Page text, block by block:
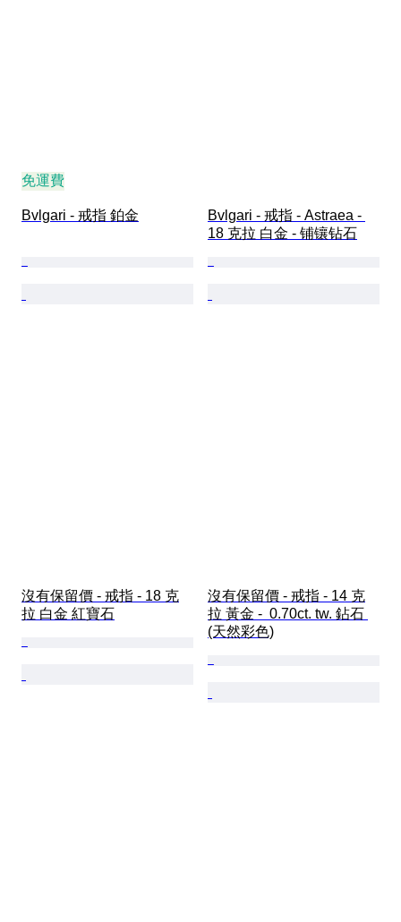
免運費
Bvlgari - 戒指 鉑金
Bvlgari - 戒指 - Astraea -
18 克拉 白金 - 铺镶钻石
沒有保留價 - 戒指 - 18 克
拉 白金 紅寶石
沒有保留價 - 戒指 - 14 克
拉 黃金 -  0.70ct. tw. 鉆石
(天然彩色)